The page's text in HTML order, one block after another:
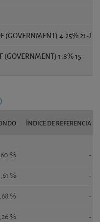
(GOVERNMENT) 4.25% 21-J
(GOVERNMENT) 1.8% 15-
ÍNDICE DE REFERENCIA
% -
% -
% -
% -